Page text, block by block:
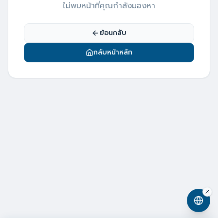
ไม่พบหน้าที่คุณกำลังมองหา
ย้อนกลับ
กลับหน้าหลัก